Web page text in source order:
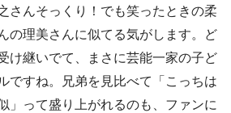
さんそっくり！でも笑ったときの柔
の理美さんに似てる気がします。ど
け継いでて、まさに芸能一家の子ど
ですね。兄弟を見比べて「こっちは
」って盛り上がれるのも、ファンに